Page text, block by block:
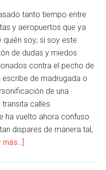
tanto tiempo entre
y aeropuertos que ya
quién soy; si soy este
de dudas y miedos
contra el pecho de
escribe de madrugada o
de una
transita calles
ha vuelto ahora confuso
dispares de manera tal,
más...]